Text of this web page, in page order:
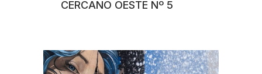
CERCANO OESTE Nº 5